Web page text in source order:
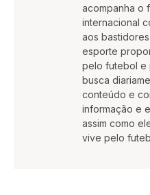
acompanha o
internacional
aos
esporte
pelo futebol e
busca
conteúdo e
informação e
assim como
vive pelo